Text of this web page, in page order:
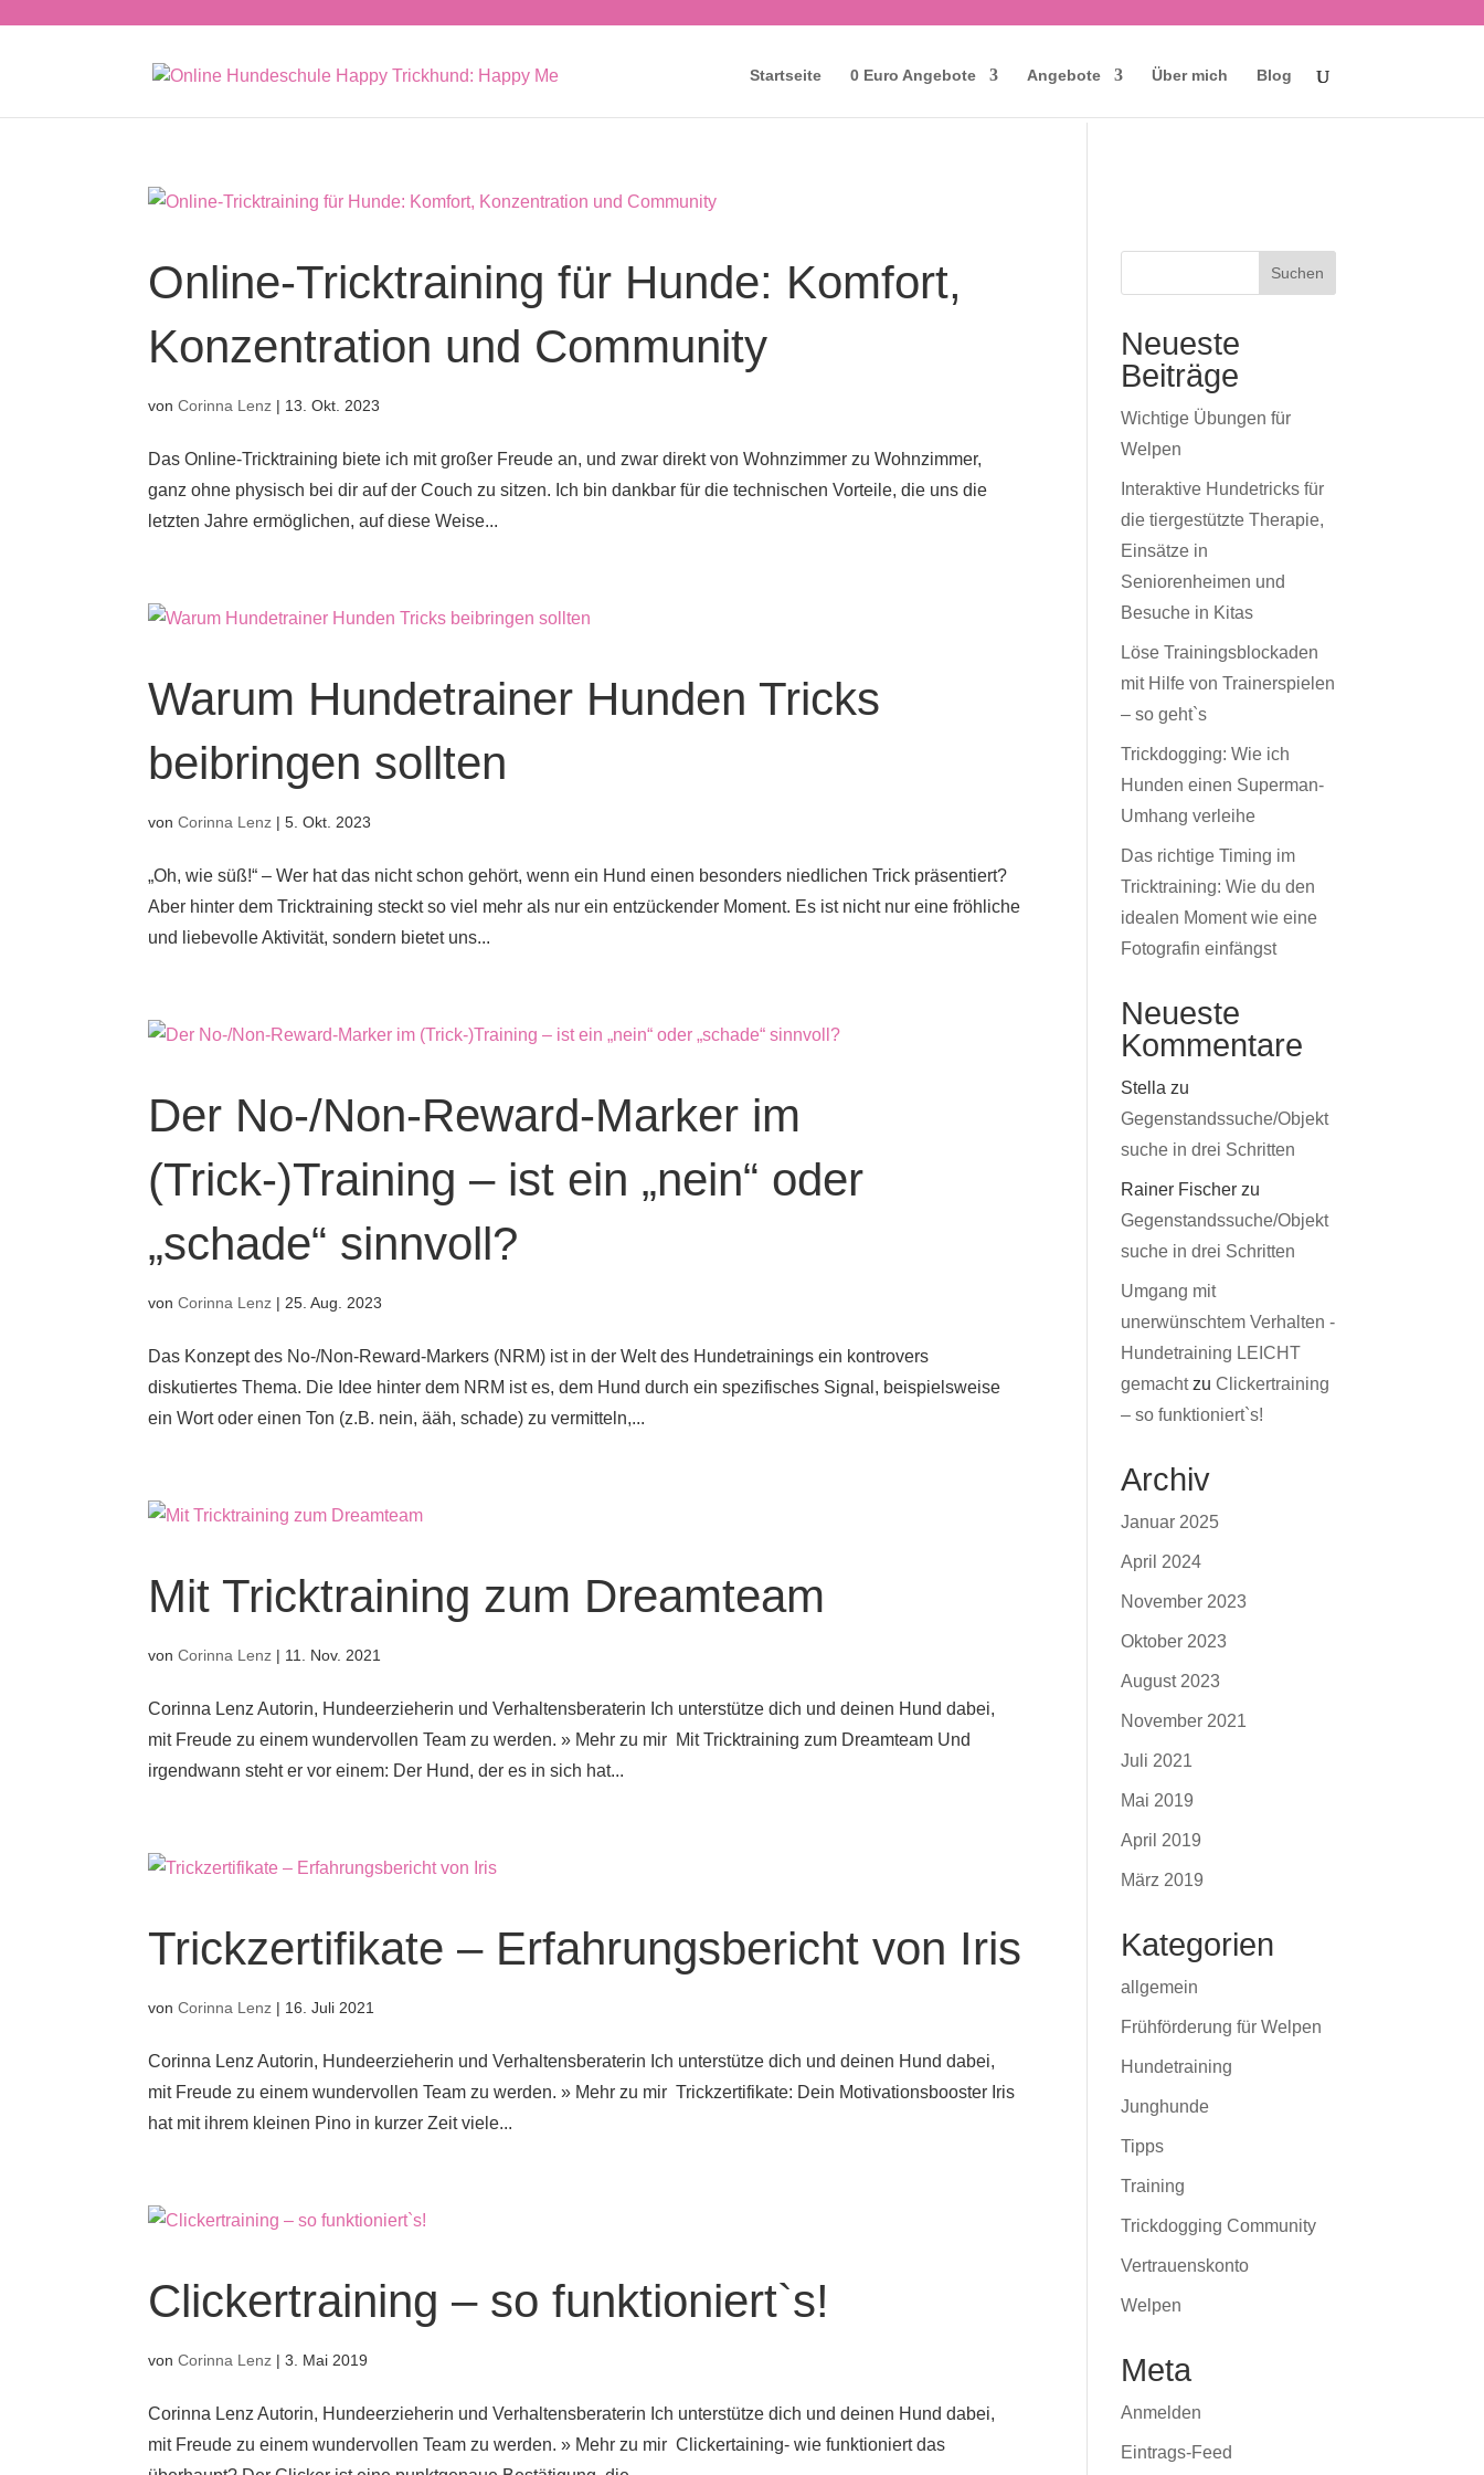
Startseite 0 Euro Angebote Angebote Über mich Blog
Online-Tricktraining für Hunde: Komfort,
Konzentration und Community
vonCorinna Lenz | 13. Okt. 2023
Das Online-Tricktraining biete ich mit großer Freude an, und zwar direkt von Wohnzimmer zu Wohnzimmer,
ganz ohne physisch bei dir auf der Couch zu sitzen. Ich bin dankbar für die technischen Vorteile, die uns die
letzten Jahre ermöglichen, auf diese Weise...
Warum Hundetrainer Hunden Tricks
beibringen sollten
vonCorinna Lenz |5. Okt. 2023
„Oh, wie süß!“ – Wer hat das nicht schon gehört, wenn ein Hund einen besonders niedlichen Trick präsentiert?
Aber hinter dem Tricktraining steckt so viel mehr als nur ein entzückender Moment. Es ist nicht nur eine fröhliche
und liebevolle Aktivität, sondern bietet uns...
Der No-/Non-Reward-Marker im
(Trick-)Training – ist ein „nein“ oder
„schade“ sinnvoll?
vonCorinna Lenz | 25. Aug. 2023
Das Konzept des No-/Non-Reward-Markers (NRM) ist in der Welt des Hundetrainings ein kontrovers
diskutiertes Thema. Die Idee hinter dem NRM ist es, dem Hund durch ein spezifisches Signal, beispielsweise
ein Wort oder einen Ton (z.B. nein, ääh, schade) zu vermitteln,...
Mit Tricktraining zum Dreamteam
vonCorinna Lenz | 11. Nov. 2021
Corinna Lenz Autorin, Hundeerzieherin und Verhaltensberaterin Ich unterstütze dich und deinen Hund dabei,
mit Freude zu einem wundervollen Team zu werden. » Mehr zu mir Mit Tricktraining zum Dreamteam Und
irgendwann steht er vor einem: Der Hund, der es in sich hat...
Trickzertifikate – Erfahrungsbericht von Iris
vonCorinna Lenz | 16. Juli 2021
Corinna Lenz Autorin, Hundeerzieherin und Verhaltensberaterin Ich unterstütze dich und deinen Hund dabei,
mit Freude zu einem wundervollen Team zu werden. » Mehr zu mir Trickzertifikate: Dein Motivationsbooster Iris
hat mit ihrem kleinen Pino in kurzer Zeit viele...
Clickertraining – so funktioniert`s!
vonCorinna Lenz |3. Mai 2019
Corinna Lenz Autorin, Hundeerzieherin und Verhaltensberaterin Ich unterstütze dich und deinen Hund dabei,
mit Freude zu einem wundervollen Team zu werden. » Mehr zu mir Clickertaining- wie funktioniert das
Neueste
Beiträge
Wichtige Übungen für
Welpen
Interaktive Hundetricks für
die tiergestützte Therapie,
Einsätze in
Seniorenheimen und
Besuche in Kitas
Löse Trainingsblockaden
mit Hilfe von Trainerspielen
– so geht`s
Trickdogging: Wie ich
Hunden einen Superman-
Umhang verleihe
Das richtige Timing im
Tricktraining: Wie du den
idealen Moment wie eine
Fotografin einfängst
Neueste
Kommentare
Stella zu
Gegenstandssuche/Objekt
suche in drei Schritten
Rainer Fischer zu
Gegenstandssuche/Objekt
suche in drei Schritten
Umgang mit
unerwünschtem Verhalten -
Hundetraining LEICHT
gemachtzuClickertraining
– so funktioniert`s!
Archiv
Januar 2025
April 2024
November 2023
Oktober 2023
August 2023
November 2021
Juli 2021
Mai 2019
April 2019
März 2019
Kategorien
allgemein
Frühförderung für Welpen
Hundetraining
Junghunde
Tipps
Training
Trickdogging Community
Vertrauenskonto
Welpen
Meta
Anmelden
Eintrags-Feed